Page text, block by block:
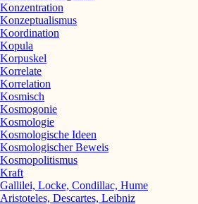
Konzentration
Konzeptualismus
Koordination
Kopula
Korpuskel
Korrelate
Korrelation
Kosmisch
Kosmogonie
Kosmologie
Kosmologische Ideen
Kosmologischer Beweis
Kosmopolitismus
Kraft
Gallilei, Locke, Condillac, Hume
Aristoteles, Descartes, Leibniz